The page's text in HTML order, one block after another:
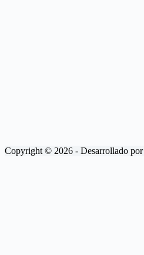
Copyright © 2026 - Desarrollado por